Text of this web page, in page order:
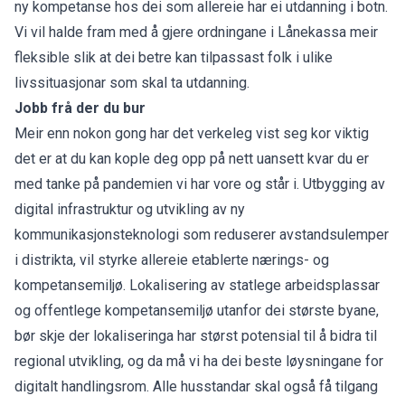
ny kompetanse hos dei som allereie har ei utdanning i botn.
Vi vil halde fram med å gjere ordningane i Lånekassa meir
fleksible slik at dei betre kan tilpassast folk i ulike
livssituasjonar som skal ta utdanning.
Jobb frå der du bur
Meir enn nokon gong har det verkeleg vist seg kor viktig
det er at du kan kople deg opp på nett uansett kvar du er
med tanke på pandemien vi har vore og står i. Utbygging av
digital infrastruktur og utvikling av ny
kommunikasjonsteknologi som reduserer avstandsulemper
i distrikta, vil styrke allereie etablerte nærings- og
kompetansemiljø. Lokalisering av statlege arbeidsplassar
og offentlege kompetansemiljø utanfor dei største byane,
bør skje der lokaliseringa har størst potensial til å bidra til
regional utvikling, og da må vi ha dei beste løysningane for
digitalt handlingsrom. Alle husstandar skal også få tilgang